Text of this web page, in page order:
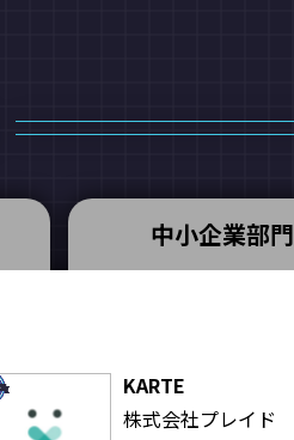
中小企業部門
KARTE
株式会社プレイド